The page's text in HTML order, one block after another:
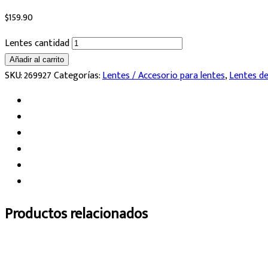
$159.90
Lentes cantidad
Añadir al carrito
SKU:269927Categorías:Lentes / Accesorio para lentes,Lentes
Productos relacionados